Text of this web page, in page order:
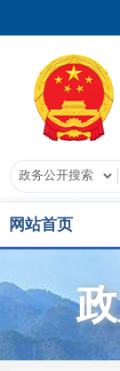
网站首页